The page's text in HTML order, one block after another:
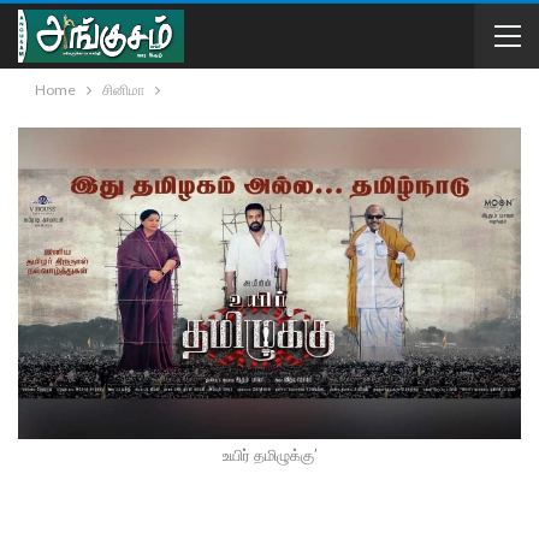
Home சினிமா
உயிர் தமிழுக்கு’